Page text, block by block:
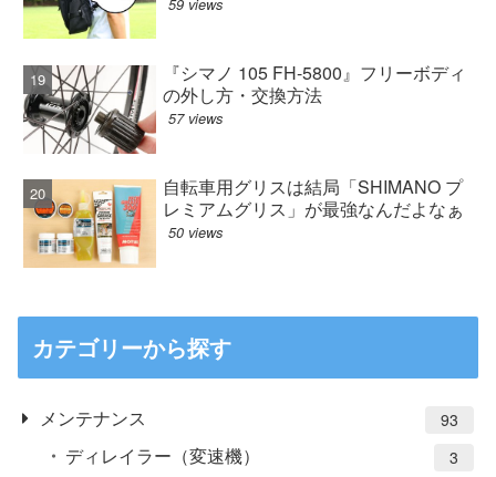
『シマノ 105 FH-5800』フリーボディ
の外し方・交換方法
57 views
自転車用グリスは結局「SHIMANO プ
レミアムグリス」が最強なんだよなぁ
50 views
カテゴリーから探す
メンテナンス 93
ディレイラー（変速機） 3